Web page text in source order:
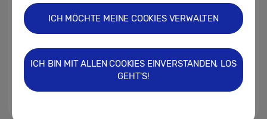
05.10.2018
Brands“ auf Platz 6
10.10.2017
ICH MÖCHTE MEINE COOKIES VERWALTEN
ICH BIN MIT ALLEN COOKIES EINVERSTANDEN, LOS
GEHT'S!